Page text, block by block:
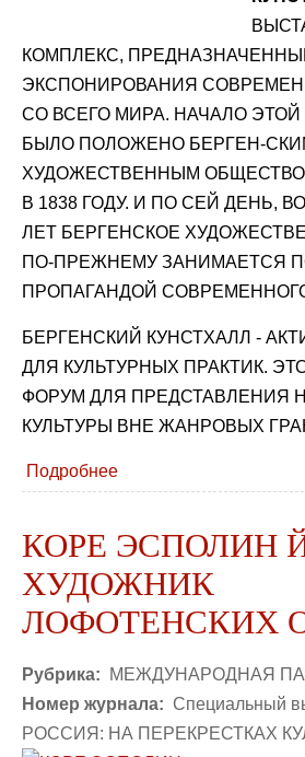
КОМПЛЕКС,
ЭКСПОНИРОВАНИЯ
СО ВСЕГО МИРА. НАЧАЛО
БЫЛО ПОЛОЖЕНО БЕРГЕН-
ХУДОЖЕСТВЕННЫМ
В 1838 ГОДУ. И ПО СЕЙ ДЕНЬ,
ЛЕТ БЕРГЕНСКОЕ
ПО-ПРЕЖНЕМУ ЗАНИМАЕТСЯ
ПРОПАГАНДОЙ
БЕРГЕНСКИЙ КУНСТХАЛЛ -
ДЛЯ КУЛЬТУРНЫХ ПРАКТИК.
ФОРУМ ДЛЯ ПРЕДСТАВЛЕНИЯ
КУЛЬТУРЫ ВНЕ ЖАНРОВЫХ
Подробнее
КОРЕ ЭСПОЛИН
ХУДОЖНИК
ЛОФОТЕНСКИХ
Рубрика:
МЕЖДУНАРОДНАЯ
Номер журнала: Специальный
РОССИЯ: НА ПЕРЕКРЕСТКАХ